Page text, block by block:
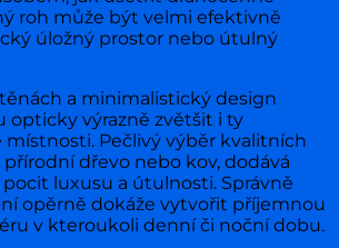
roh může být velmi efektivně
úložný prostor nebo útulný
a minimalistický design
opticky výrazně zvětšit i ty
Pečlivý výběr kvalitních
dřevo nebo kov, dodává
luxusu a útulnosti. Správně
opěrně dokáže vytvořit příjemnou
v kteroukoli denní či noční dobu.